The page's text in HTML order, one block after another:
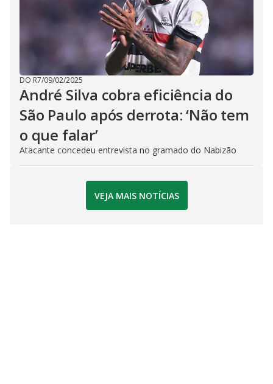
DO R7/09/02/2025
André Silva cobra eficiência do
São Paulo após derrota: ‘Não tem
o que falar’
Atacante concedeu entrevista no gramado do Nabizão
VEJA MAIS NOTÍCIAS